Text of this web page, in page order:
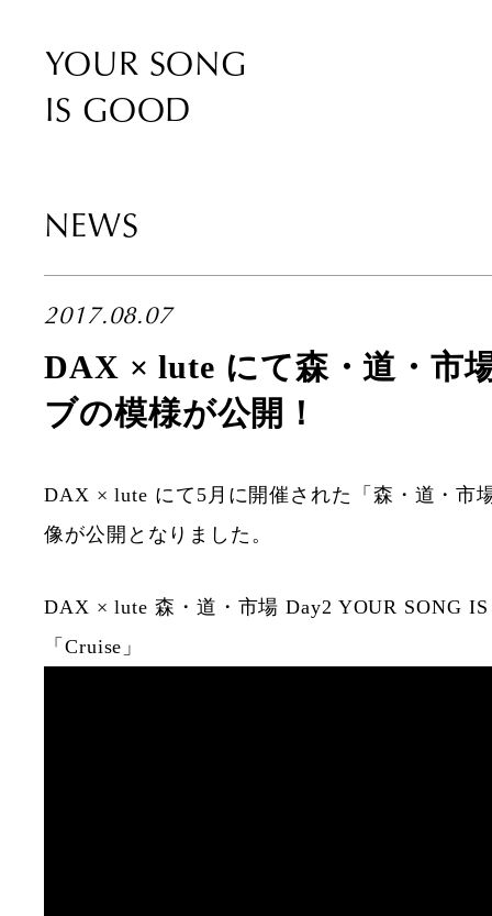
YOUR SONG
IS GOOD
NEWS
2017.08.07
DAX × lute にて森・道・市
ブの模様が公開！
DAX × lute にて5月に開催された「森・道・市
像が公開となりました。
DAX × lute 森・道・市場 Day2 YOUR SONG IS
「Cruise」